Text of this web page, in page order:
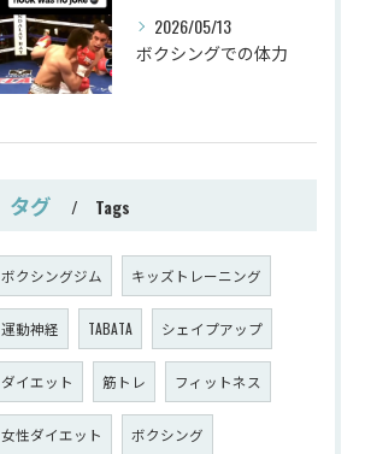
2026/05/13
ボクシングでの体力
タグ Tags
ボクシングジム キッズトレーニング
運動神経 TABATA シェイプアップ
ダイエット 筋トレ フィットネス
女性ダイエット ボクシング